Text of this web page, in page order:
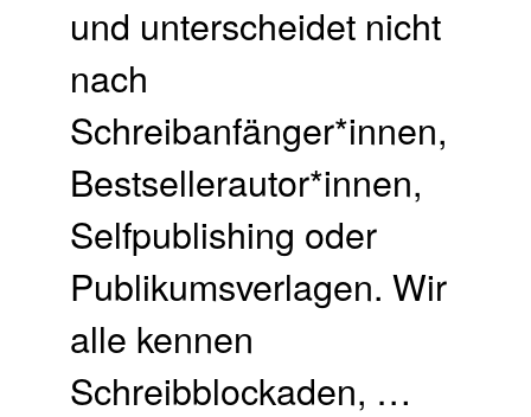
und unterscheidet nicht
nach
Schreibanfänger*innen,
Bestsellerautor*innen,
Selfpublishing oder
Publikumsverlagen. Wir
alle kennen
Schreibblockaden, …